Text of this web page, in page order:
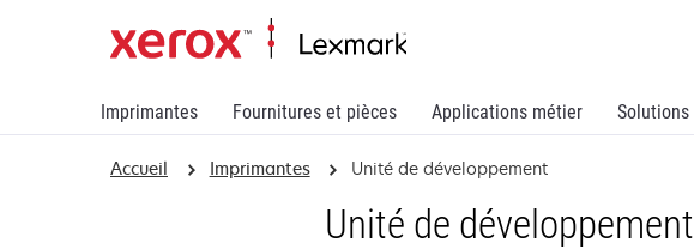
Imprimantes Fournitures et pièces Applications métier Solutions
Accueil Imprimantes Unité de développement
Unité de développement